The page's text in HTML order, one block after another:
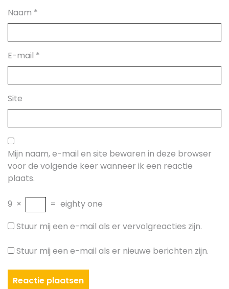
Naam *
E-mail *
Site
Mijn naam, e-mail en site bewaren in deze browser
voor de volgende keer wanneer ik een reactie
plaats.
9 × = eighty one
Stuur mij een e-mail als er vervolgreacties zijn.
Stuur mij een e-mail als er nieuwe berichten zijn.